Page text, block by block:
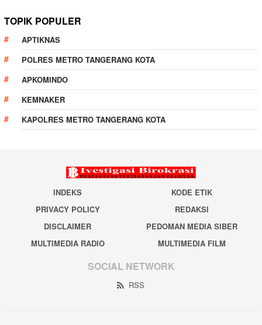
TOPIK POPULER
APTIKNAS
POLRES METRO TANGERANG KOTA
APKOMINDO
KEMNAKER
KAPOLRES METRO TANGERANG KOTA
INDEKS
KODE ETIK
PRIVACY POLICY
REDAKSI
DISCLAIMER
PEDOMAN MEDIA SIBER
MULTIMEDIA RADIO
MULTIMEDIA FILM
SOCIAL NETWORK
RSS